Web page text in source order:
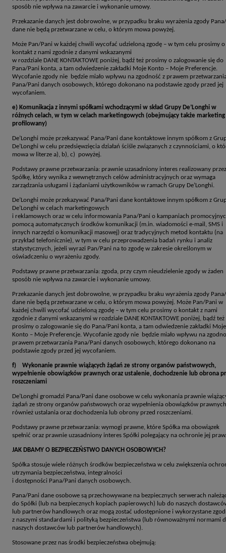
sposób nie wpływa na zawarcie i wykonanie umowy.
Przekazanie danych jest dobrowolne, w przypadku braku wyrażenia zgody
dane nie będą przetwarzane w celu, o którym mowa powyżej.
Może Pan/Pani w każdej chwili wycofać udzieloną zgodę – w tym celu prosimy o
kontakt z nami zgodnie z danymi wskazanymi
w rozdziale DANE KONTAKTOWE poniżej, bądź też prosimy o zalogowanie się do
Pana/Pani konta, a tam odwiedzenie zakładki Moje Konto – Moje Preferencje.
Wycofanie zgody nie będzie miało wpływu na zgodność z prawem
Pana/Pani danych osobowych, którego dokonano na podstawie zgody przed jej
wycofaniem.
e) Komunikacja z innymi spółkami wchodzącymi w skład Grupy De’Longhi w
różnych celach, w tym w celach marketingowych (obejmujący także marketing
profilowany)
De’Longhi może przekazywać Pana/Pani dane kontaktowe innym spółkom z
De’Longhi w celu przedsięwzięcia działań ściśle związanych z czynnościami, o
mowa w literze a), b), c) powyżej.
Podstawy prawne przetwarzania: prawnie uzasadniony interes realizowany przez
Spółkę, który wynika z wewnętrznych celów administracyjnych oraz wymaga
zarządzania usługami i żądaniami użytkowników w ramach Grupy De’Longhi.
De’Longhi może przekazywać Pana/Pani dane kontaktowe innym spółkom z
De’Longhi w celach marketingowych
i reklamowych oraz w celu informowania Pana/Pani o kampaniach
pomocą automatycznych środków komunikacji (m.in. wiadomości e-mail, SMS i
innych narzędzi o komunikacji masowej) oraz tradycyjnych metod kontaktu (na
przykład telefonicznie), w tym w celu przeprowadzenia badań rynku i analiz
statystycznych, jeżeli wyrazi Pan/Pani na to zgodę w zakresie określonym w
oświadczeniu o wyrażeniu zgody.
Podstawy prawne przetwarzania: zgoda, przy czym nieudzielenie zgody w żaden
sposób nie wpływa na zawarcie i wykonanie umowy.
Przekazanie danych jest dobrowolne, w przypadku braku wyrażenia zgody
dane nie będą przetwarzane w celu, o którym mowa powyżej. Może Pan/Pani w
każdej chwili wycofać udzieloną zgodę – w tym celu prosimy o kontakt z nami
zgodnie z danymi wskazanymi w rozdziale DANE KONTAKTOWE poniżej, bądź też
prosimy o zalogowanie się do Pana/Pani konta, a tam odwiedzenie zakładki Moje
Konto – Moje Preferencje. Wycofanie zgody nie będzie miało wpływu na
prawem przetwarzania Pana/Pani danych osobowych, którego dokonano na
podstawie zgody przed jej wycofaniem.
f) Wykonanie prawnie wiążących żądań ze strony organów państwowych,
wypełnienie obowiązków prawnych oraz ustalenie, dochodzenie lub obrona
roszczeniami
De’Longhi gromadzi Pana/Pani dane osobowe w celu wykonania prawnie
żądań ze strony organów państwowych oraz wypełnienia obowiązków
również ustalania oraz dochodzenia lub obrony przed roszczeniami.
Podstawy prawne przetwarzania: wymogi prawne, które Spółka ma obowiązek
spełnić oraz prawnie uzasadniony interes Spółki polegający na ochronie jej praw.
JAK DBAMY O BEZPIECZEŃSTWO DANYCH OSOBOWYCH?
Spółka stosuje wiele różnych środków bezpieczeństwa w celu zwiększenia
utrzymania bezpieczeństwa, integralności
i dostępności Pana/Pani danych osobowych.
Pana/Pani dane osobowe są przechowywane na bezpiecznych serwerach
do Spółki (lub na bezpiecznych kopiach papierowych) lub do naszych
lub partnerów handlowych oraz mogą zostać udostępnione i wykorzystane
z naszymi standardami i polityką bezpieczeństwa (lub równoważnymi normami
naszych dostawców lub partnerów handlowych).
Stosowane przez nas środki bezpieczeństwa obejmują: